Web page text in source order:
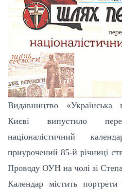
Видавництво
Києві випустило
націоналістичний
приурочений 85-й річниці
Проводу ОУН на чолі зі
Календар містить